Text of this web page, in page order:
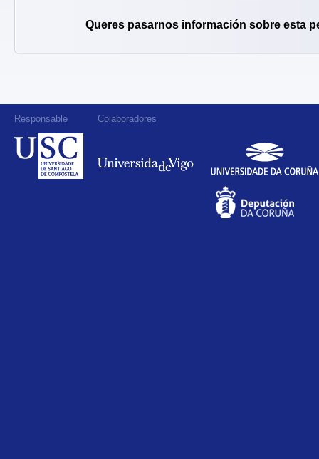
Queres pasarnos información sobre esta
Responsable Colaboradores